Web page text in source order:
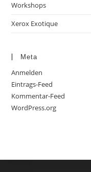
Workshops
Xerox Exotique
Meta
Anmelden
Eintrags-Feed
Kommentar-Feed
WordPress.org